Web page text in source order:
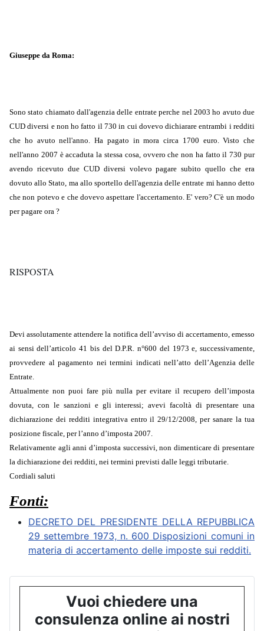
Giuseppe da Roma:
Sono stato chiamato dall'agenzia delle entrate perche nel 2003 ho avuto due
CUD diversi e non ho fatto il 730 in cui dovevo dichiarare entrambi i redditi
che ho avuto nell'anno. Ha pagato in mora circa 1700 euro. Visto che
nell'anno 2007 è accaduta la stessa cosa, ovvero che non ha fatto il 730 pur
avendo ricevuto due CUD diversi volevo pagare subito quello che era
dovuto allo Stato, ma allo sportello dell'agenzia delle entrate mi hanno detto
che non potevo e che dovevo aspettare l'accertamento. E' vero? C'è un modo
per pagare ora ?
RISPOSTA
Devi assolutamente attendere la notifica dell’avviso di accertamento, emesso
ai sensi dell’articolo 41 bis del D.P.R. n°600 del 1973 e, successivamente,
provvedere al pagamento nei termini indicati nell’atto dell’Agenzia delle
Entrate.
Attualmente non puoi fare più nulla per evitare il recupero dell’imposta
dovuta, con le sanzioni e gli interessi; avevi facoltà di presentare una
dichiarazione dei redditi integrativa entro il 29/12/2008, per sanare la tua
posizione fiscale, per l’anno d’imposta 2007.
Relativamente agli anni d’imposta successivi, non dimenticare di presentare
la dichiarazione dei redditi, nei termini previsti dalle leggi tributarie.
Cordiali saluti
Fonti:
DECRETO DEL PRESIDENTE DELLA REPUBBLICA
29 settembre 1973, n. 600 Disposizioni comuni in
materia di accertamento delle imposte sui redditi.
Vuoi chiedere una
consulenza online ai nostri